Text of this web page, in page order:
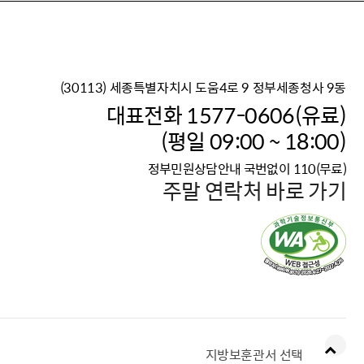
이재명 정부의 한반도 평
보건복지부 대표 복지포
2026년 적용 최저임금
국가 · 공무원, 공직유관
고향사랑 기부제
고위공직자 범죄신고
청년DB, 프로필 등록하고
(30113) 세종특별자치시 도움4로 9 정부세종청사 9동
대표전화 1577-0606(유료)
(평일 09:00 ~ 18:00)
정부민원상담안내 국번없이 110(무료)
주말 연락처 바로 가기
지방보훈관서 선택